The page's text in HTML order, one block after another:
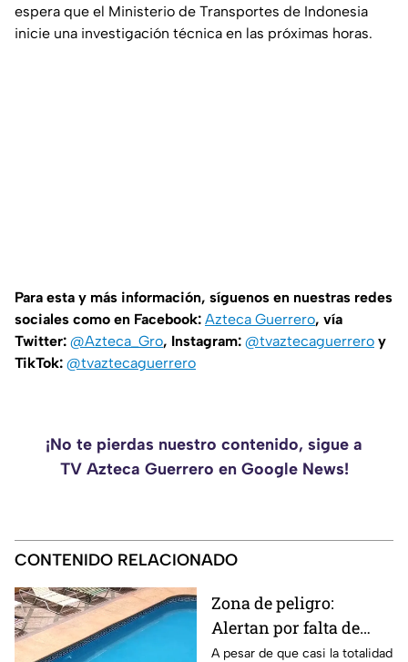
espera que el Ministerio de Transportes de Indonesia
inicie una investigación técnica en las próximas horas.
Para esta y más información, síguenos en nuestras redes
sociales como en Facebook: Azteca Guerrero, vía
Twitter: @Azteca_Gro, Instagram: @tvaztecaguerrero y
TikTok: @tvaztecaguerrero
¡No te pierdas nuestro contenido, sigue a
TV Azteca Guerrero en Google News!
CONTENIDO RELACIONADO
Zona de peligro:
Alertan por falta de
medidas de seguridad
A pesar de que casi la totalidad